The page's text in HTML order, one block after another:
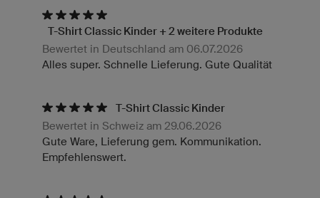
T-Shirt Classic Kinder + 2 weitere Produkte
Bewertet in Deutschland am 06.07.2026
Alles super. Schnelle Lieferung. Gute Qualität
T-Shirt Classic Kinder
Bewertet in Schweiz am 29.06.2026
Gute Ware, Lieferung gem. Kommunikation.
Empfehlenswert.